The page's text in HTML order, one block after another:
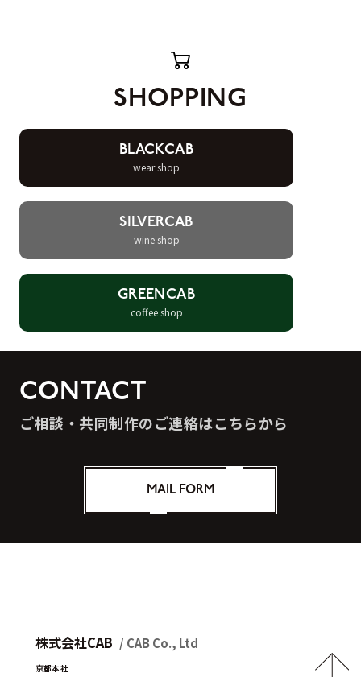
SHOPPING
BLACKCAB
wear shop
SILVERCAB
wine shop
GREENCAB
coffee shop
CONTACT
ご相談・共同制作のご連絡はこちらから
MAIL FORM
株式会社CAB / CAB Co., Ltd
京都本社